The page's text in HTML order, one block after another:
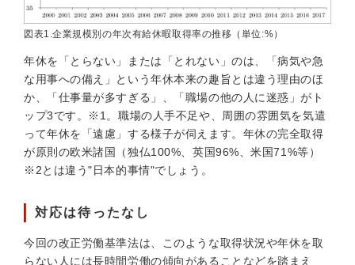
図表1.企業規模別の年次有給休暇取得率の推移（単位:%）
年休を「とらない」または「とれない」のは、「病気や急
な用事への備え」という年休本来の趣旨とは違う理由のほ
か、「仕事量が多すぎる」、「職場の他の人に迷惑」がト
ップ3です。※1。職場の人手不足や、周囲の雰囲気を気遣
って年休を「遠慮」する様子が伺えます。年休の完全取得
が原則の欧米諸国（独仏100%、英国96%、米国71%等）
※2とは違う"日本的事情"でしょう。
対応は待ったなし
今回の改正労働基準法は、このような取得状況や年休を取
らない人には長時間労働の傾向があることなどを踏まえ